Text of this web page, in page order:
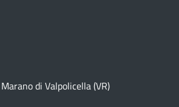
di Valpolicella (VR)